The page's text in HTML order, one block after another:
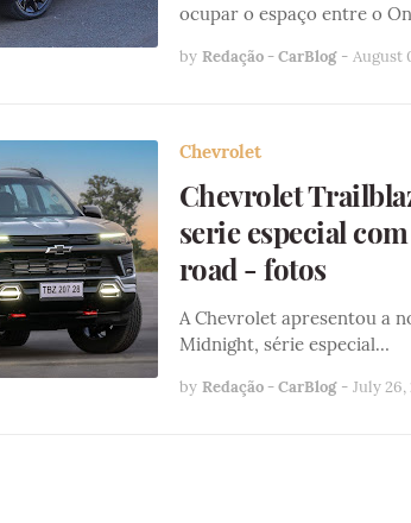
ocupar o espaço entre o
by Redação - CarBlog - August
Chevrolet
Chevrolet
serie especial
road - fotos
A Chevrolet apresentou a
Midnight, série especial…
by Redação - CarBlog - July 26,